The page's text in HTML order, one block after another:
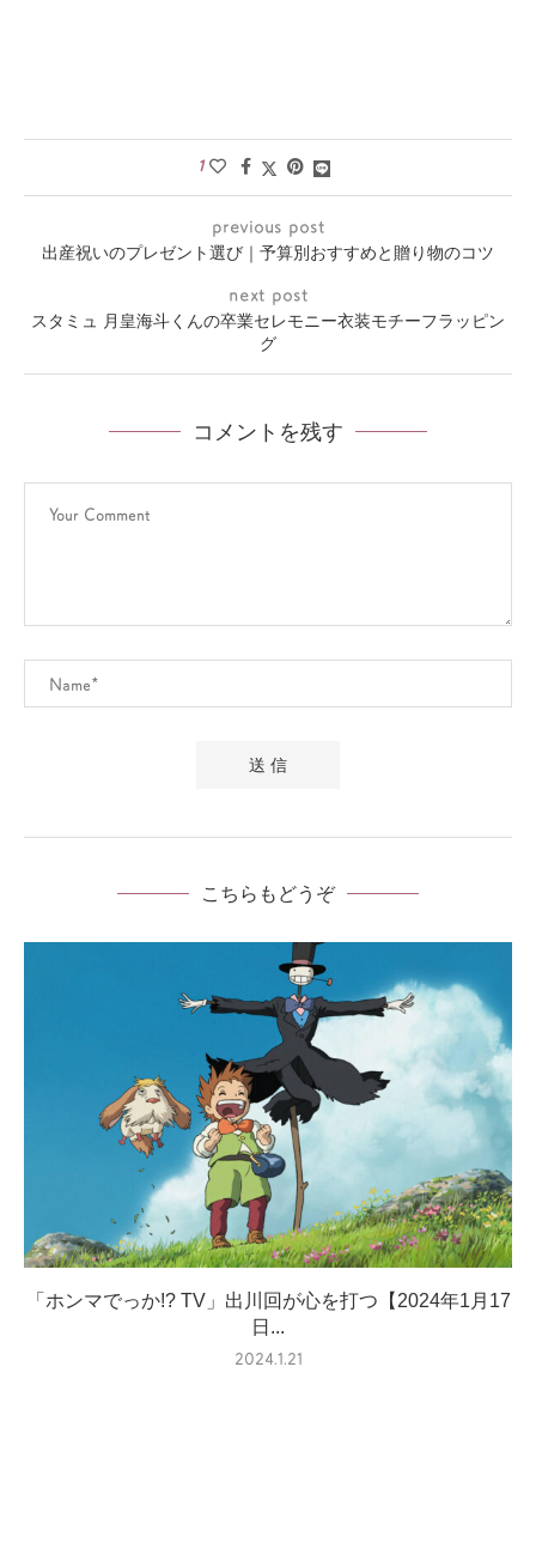
1
previous post
出産祝いのプレゼント選び｜予算別おすすめと贈り物のコツ
next post
スタミュ 月皇海斗くんの卒業セレモニー衣装モチーフラッピン
グ
コメントを残す
こちらもどうぞ
「ホンマでっか!? TV」出川回が心を打つ【2024年1月17
日...
2024.1.21